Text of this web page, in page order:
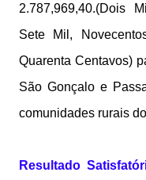
2.787,969,40.(Dois
Sete Mil,
Quarenta Centavos)
São Gonçalo e
comunidades rurais
Resultado